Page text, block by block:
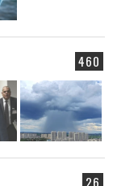
460
26